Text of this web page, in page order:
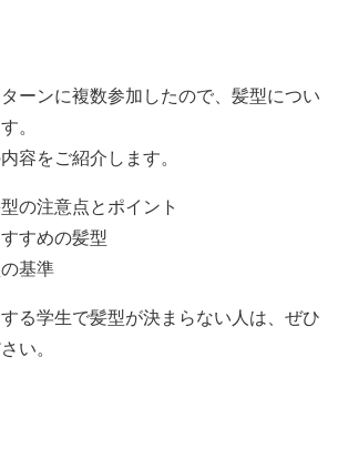
ーンに複数参加したので、髪型につい
。
容をご紹介します。
の注意点とポイント
すめの髪型
基準
る学生で髪型が決まらない人は、ぜひ
い。